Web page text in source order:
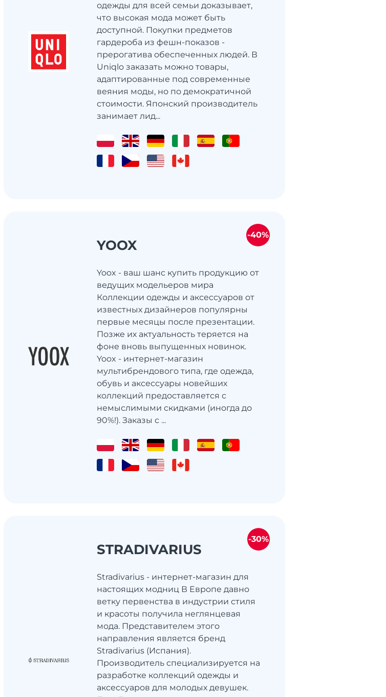
одежды для всей семьи доказывает,
что высокая мода может быть
доступной. Покупки предметов
гардероба из фешн-показов -
прерогатива обеспеченных людей. В
Uniqlo заказать можно товары,
адаптированные под современные
веяния моды, но по демократичной
стоимости. Японский производитель
занимает лид...
YOOX
Yoox - ваш шанс купить продукцию от
ведущих модельеров мира
Коллекции одежды и аксессуаров от
известных дизайнеров популярны
первые месяцы после презентации.
Позже их актуальность теряется на
фоне вновь выпущенных новинок.
Yoox - интернет-магазин
мультибрендового типа, где одежда,
обувь и аксессуары новейших
коллекций предоставляется с
немыслимыми скидками (иногда до
90%!). Заказы с ...
-40%
STRADIVARIUS
Stradivarius - интернет-магазин для
настоящих модниц В Европе давно
ветку первенства в индустрии стиля
и красоты получила неглянцевая
мода. Представителем этого
направления является бренд
Stradivarius (Испания).
Производитель специализируется на
разработке коллекций одежды и
аксессуаров для молодых девушек.
-30%